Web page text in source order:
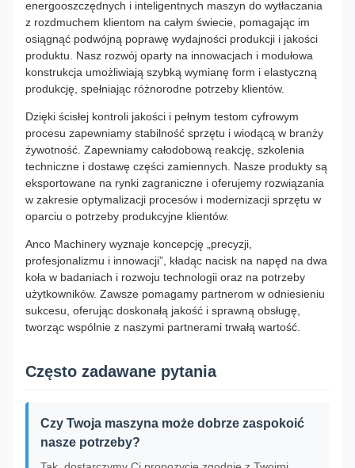
energooszczędnych i inteligentnych maszyn do wytłaczania
z rozdmuchem klientom na całym świecie, pomagając im
osiągnąć podwójną poprawę wydajności produkcji i jakości
produktu. Nasz rozwój oparty na innowacjach i modułowa
konstrukcja umożliwiają szybką wymianę form i elastyczną
produkcję, spełniając różnorodne potrzeby klientów.
Dzięki ścisłej kontroli jakości i pełnym testom cyfrowym
procesu zapewniamy stabilność sprzętu i wiodącą w branży
żywotność. Zapewniamy całodobową reakcję, szkolenia
techniczne i dostawę części zamiennych. Nasze produkty są
eksportowane na rynki zagraniczne i oferujemy rozwiązania
w zakresie optymalizacji procesów i modernizacji sprzętu w
oparciu o potrzeby produkcyjne klientów.
Anco Machinery wyznaje koncepcję „precyzji,
profesjonalizmu i innowacji”, kładąc nacisk na napęd na dwa
koła w badaniach i rozwoju technologii oraz na potrzeby
użytkowników. Zawsze pomagamy partnerom w odniesieniu
sukcesu, oferując doskonałą jakość i sprawną obsługę,
tworząc wspólnie z naszymi partnerami trwałą wartość.
Często zadawane pytania
Czy Twoja maszyna może dobrze zaspokoić
nasze potrzeby?